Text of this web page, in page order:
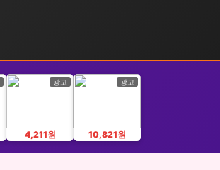
광고
4,211원
광고
10,821원